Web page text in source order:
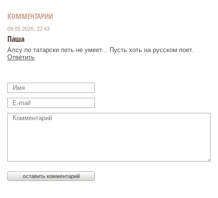
КОММЕНТАРИИ
09.05.2026, 22:43
Паша
Алсу по татарски петь не умеет... Пусть хоть на русском поет.
Ответить